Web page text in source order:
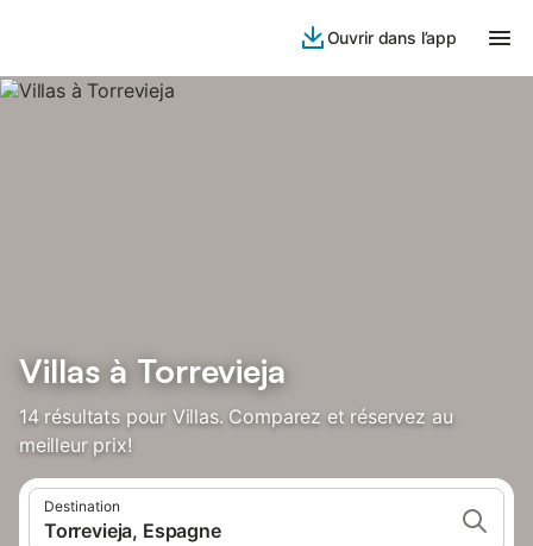
Ouvrir dans l’app
Villas à Torrevieja
14 résultats pour Villas. Comparez et réservez au
meilleur prix!
Destination
Torrevieja, Espagne